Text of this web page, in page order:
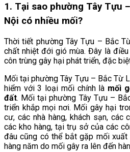
1. Tại sao phường Tây Tựu
Nội có nhiều mối?
Thời tiết phường Tây Tựu – Bắc
chất nhiệt đới gió mùa. Đây là
côn trùng gây hại phát triển, đặc
Mối tại phường Tây Tựu – Bắc Từ
hiểm với 3 loại mối chính là mối
đất. Mối tại phường Tây Tựu –
triển khắp mọi nơi. Mối gây hại
cư, các nhà hàng, khách sạn, các
các kho hàng, tại trụ sở của các
đâu cũng có thể bắt gặp mối xuất
hàng năm do mối gây ra lên đến